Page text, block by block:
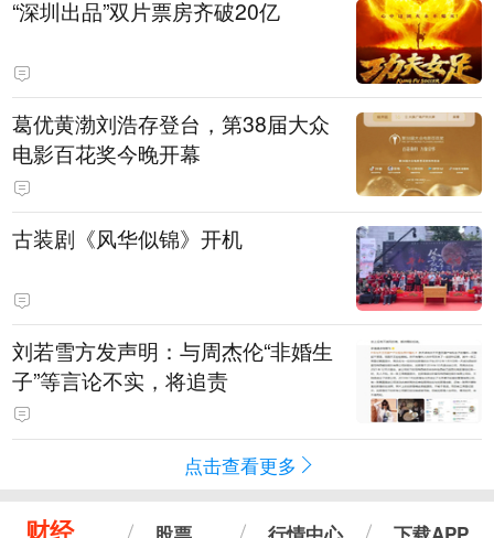
“深圳出品”双片票房齐破20亿
葛优黄渤刘浩存登台，第38届大众
电影百花奖今晚开幕
古装剧《风华似锦》开机
刘若雪方发声明：与周杰伦“非婚生
子”等言论不实，将追责
点击查看更多
财经